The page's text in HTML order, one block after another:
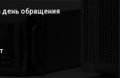
день обращения